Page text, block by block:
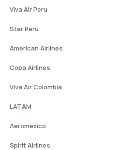
Viva Air Peru
Star Peru
American Airlines
Copa Airlines
Viva Air Colombia
LATAM
Aeromexico
Spirit Airlines